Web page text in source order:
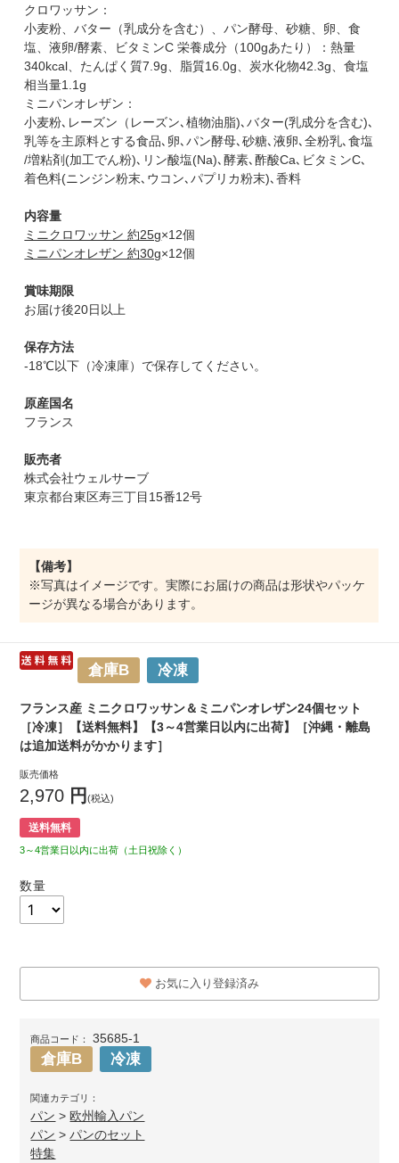
クロワッサン：
小麦粉、バター（乳成分を含む）、パン酵母、砂糖、卵、食
塩、液卵/酵素、ビタミンC 栄養成分（100gあたり）：熱量
340kcal、たんぱく質7.9g、脂質16.0g、炭水化物42.3g、食塩
相当量1.1g
ミニパンオレザン：
小麦粉､レーズン（レーズン､植物油脂)､バター(乳成分を含む)､
乳等を主原料とする食品､卵､パン酵母､砂糖､液卵､全粉乳､食塩
/増粘剤(加工でん粉)､リン酸塩(Na)､酵素､酢酸Ca､ビタミンC､
着色料(ニンジン粉末､ウコン､パプリカ粉末)､香料
内容量
ミニクロワッサン 約25g×12個
ミニパンオレザン 約30g×12個
賞味期限
お届け後20日以上
保存方法
-18℃以下（冷凍庫）で保存してください。
原産国名
フランス
販売者
株式会社ウェルサーブ
東京都台東区寿三丁目15番12号
【備考】
※写真はイメージです。実際にお届けの商品は形状やパッケ
ージが異なる場合があります。
倉庫B 冷凍
フランス産 ミニクロワッサン＆ミニパンオレザン24個セット
［冷凍］【送料無料】【3～4営業日以内に出荷】［沖縄・離島
は追加送料がかかります］
販売価格
2,970 円(税込)
送料無料
3～4営業日以内に出荷（土日祝除く）
数量
お気に入り登録済み
商品コード： 35685-1
倉庫B 冷凍
関連カテゴリ：
パン >欧州輸入パン
パン >パンのセット
特集